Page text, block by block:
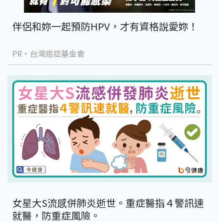
伴侶和妳一起預防HPV，才有資格說愛妳！
PR・台灣癌症基金會
女星大S流感併肺炎逝世。重症醫指４警訊速
就醫，防重症風險。